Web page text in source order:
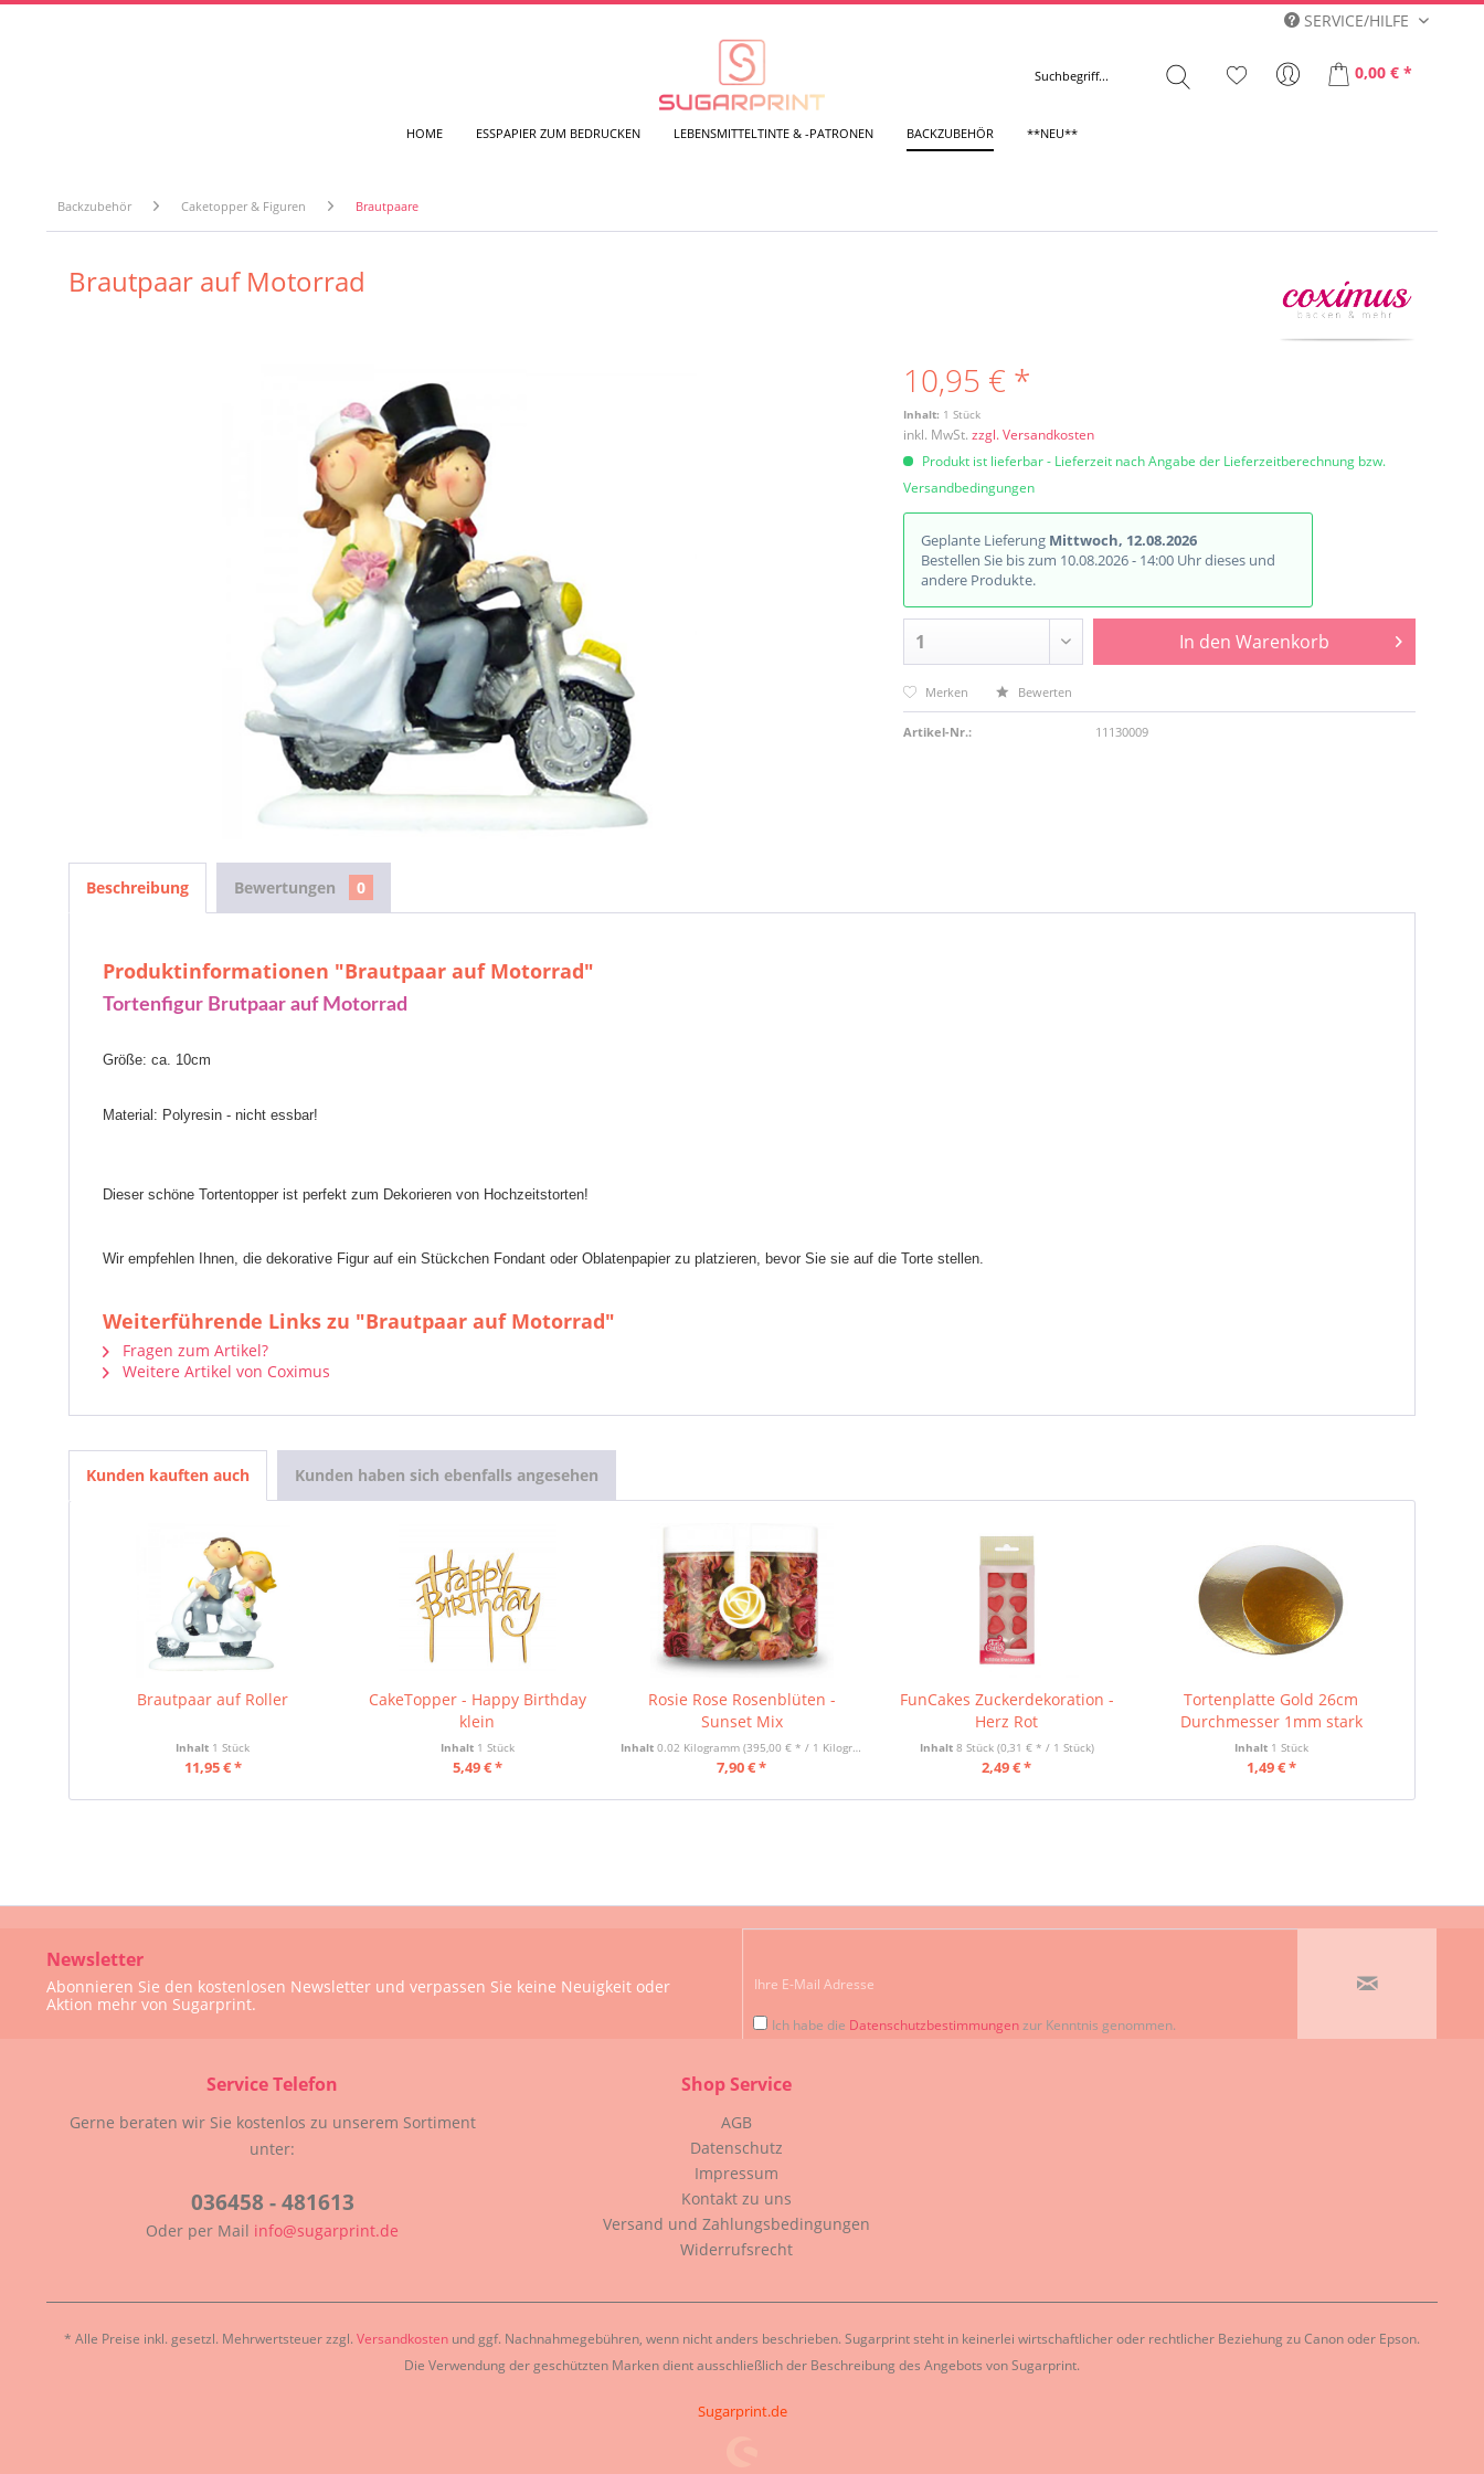
SERVICE/HILFE
0,00 € *
HOME ESSPAPIER ZUM BEDRUCKEN LEBENSMITTELTINTE & -PATRONEN BACKZUBEHÖR **NEU**
Backzubehör Caketopper & Figuren Brautpaare
Brautpaar auf Motorrad
10,95 € *
Inhalt: 1 Stück
inkl. MwSt.zzgl. Versandkosten
Produkt ist lieferbar - Lieferzeit nach Angabe der Lieferzeitberechnung bzw.
Versandbedingungen
Geplante Lieferung Mittwoch, 12.08.2026
Bestellen Sie bis zum 10.08.2026 - 14:00 Uhr dieses und
andere Produkte.
In den Warenkorb
Merken Bewerten
Artikel-Nr.: 11130009
Beschreibung Bewertungen 0
Produktinformationen "Brautpaar auf Motorrad"
Tortenfigur Brutpaar auf Motorrad
Größe: ca. 10cm
Material: Polyresin - nicht essbar!
Dieser schöne Tortentopper ist perfekt zum Dekorieren von Hochzeitstorten!
Wir empfehlen Ihnen, die dekorative Figur auf ein Stückchen Fondant oder Oblatenpapier zu platzieren, bevor Sie sie auf die Torte stellen.
Weiterführende Links zu "Brautpaar auf Motorrad"
Fragen zum Artikel?
Weitere Artikel von Coximus
Kunden kauften auch Kunden haben sich ebenfalls angesehen
Brautpaar auf Roller
Inhalt 1 Stück
11,95 € *
CakeTopper - Happy Birthday
klein
Inhalt 1 Stück
5,49 € *
Rosie Rose Rosenblüten -
Sunset Mix
Inhalt0.02 Kilogramm(395,00 € * / 1 Kilogramm)
7,90 € *
FunCakes Zuckerdekoration -
Herz Rot
Inhalt 8 Stück (0,31 € * / 1 Stück)
2,49 € *
Tortenplatte Gold 26cm
Durchmesser 1mm stark
Inhalt 1 Stück
1,49 € *
Service Telefon
Gerne beraten wir Sie kostenlos zu unserem Sortiment
unter:
036458 - 481613
Oder per Mail info@sugarprint.de
Shop Service
AGB
Datenschutz
Impressum
Kontakt zu uns
Versand und Zahlungsbedingungen
Widerrufsrecht
Newsletter
Abonnieren Sie den kostenlosen Newsletter und verpassen Sie keine Neuigkeit oder
Aktion mehr von Sugarprint.
Ich habe die Datenschutzbestimmungenzur Kenntnis genommen.
* Alle Preise inkl. gesetzl. Mehrwertsteuer zzgl. Versandkosten und ggf. Nachnahmegebühren, wenn nicht anders beschrieben. Sugarprint steht in keinerlei wirtschaftlicher oder rechtlicher Beziehung zu Canon oder Epson.
Die Verwendung der geschützten Marken dient ausschließlich der Beschreibung des Angebots von Sugarprint.
Sugarprint.de